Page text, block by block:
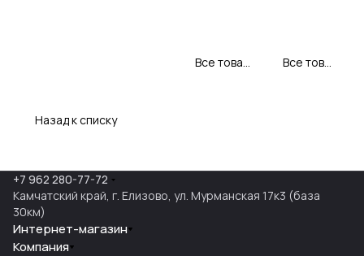
Все товары Сыта-Загора Все товары категории
Назад к списку
+7 962 280-77-72
Камчатский край, г. Елизово, ул. Мурманская 17к3 (база
30км)
Интернет-магазин
Компания